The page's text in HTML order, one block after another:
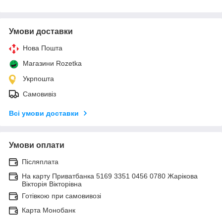
Умови доставки
Нова Пошта
Магазини Rozetka
Укрпошта
Самовивіз
Всі умови доставки
Умови оплати
Післяплата
На карту Приватбанка 5169 3351 0456 0780 Жарікова
Вікторія Вікторівна
Готівкою при самовивозі
Карта Монобанк